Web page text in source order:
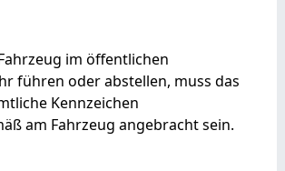
im öffentlichen
führen oder abstellen, muss das
Kennzeichen
am Fahrzeug angebracht sein.